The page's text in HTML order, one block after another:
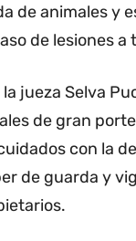
de animales y
de lesiones a
la jueza Selva
de gran
con la
de guarda y